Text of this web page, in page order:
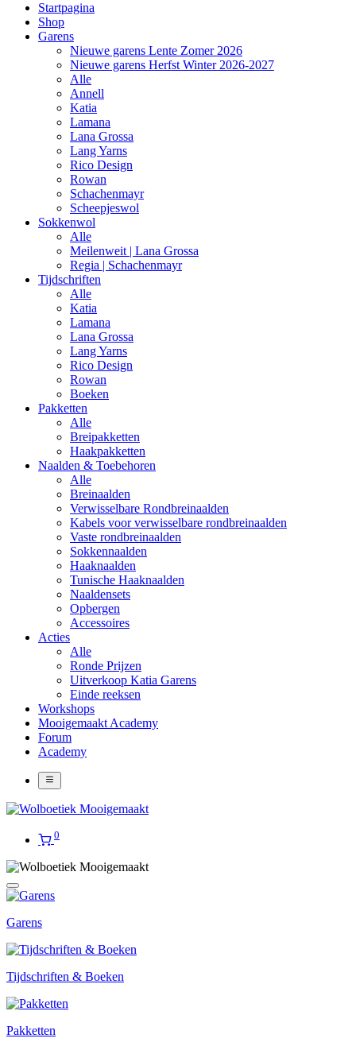
Startpagina
Shop
Garens
Nieuwe garens Lente Zomer 2026
Nieuwe garens Herfst Winter 2026-2027
Alle
Annell
Katia
Lamana
Lana Grossa
Lang Yarns
Rico Design
Rowan
Schachenmayr
Scheepjeswol
Sokkenwol
Alle
Meilenweit | Lana Grossa
Regia | Schachenmayr
Tijdschriften
Alle
Katia
Lamana
Lana Grossa
Lang Yarns
Rico Design
Rowan
Boeken
Pakketten
Alle
Breipakketten
Haakpakketten
Naalden & Toebehoren
Alle
Breinaalden
Verwisselbare Rondbreinaalden
Kabels voor verwisselbare rondbreinaalden
Vaste rondbreinaalden
Sokkennaalden
Haaknaalden
Tunische Haaknaalden
Naaldensets
Opbergen
Accessoires
Acties
Alle
Ronde Prijzen
Uitverkoop Katia Garens
Einde reeksen
Workshops
Mooigemaakt Academy
Forum
Academy
0
Garens
Tijdschriften & Boeken
Pakketten